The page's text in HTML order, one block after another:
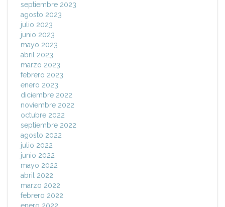
septiembre 2023
agosto 2023
julio 2023
junio 2023
mayo 2023
abril 2023
marzo 2023
febrero 2023
enero 2023
diciembre 2022
noviembre 2022
octubre 2022
septiembre 2022
agosto 2022
julio 2022
junio 2022
mayo 2022
abril 2022
marzo 2022
febrero 2022